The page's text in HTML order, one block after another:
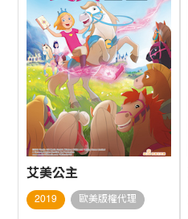
艾美公主
2019 歐美版權代理